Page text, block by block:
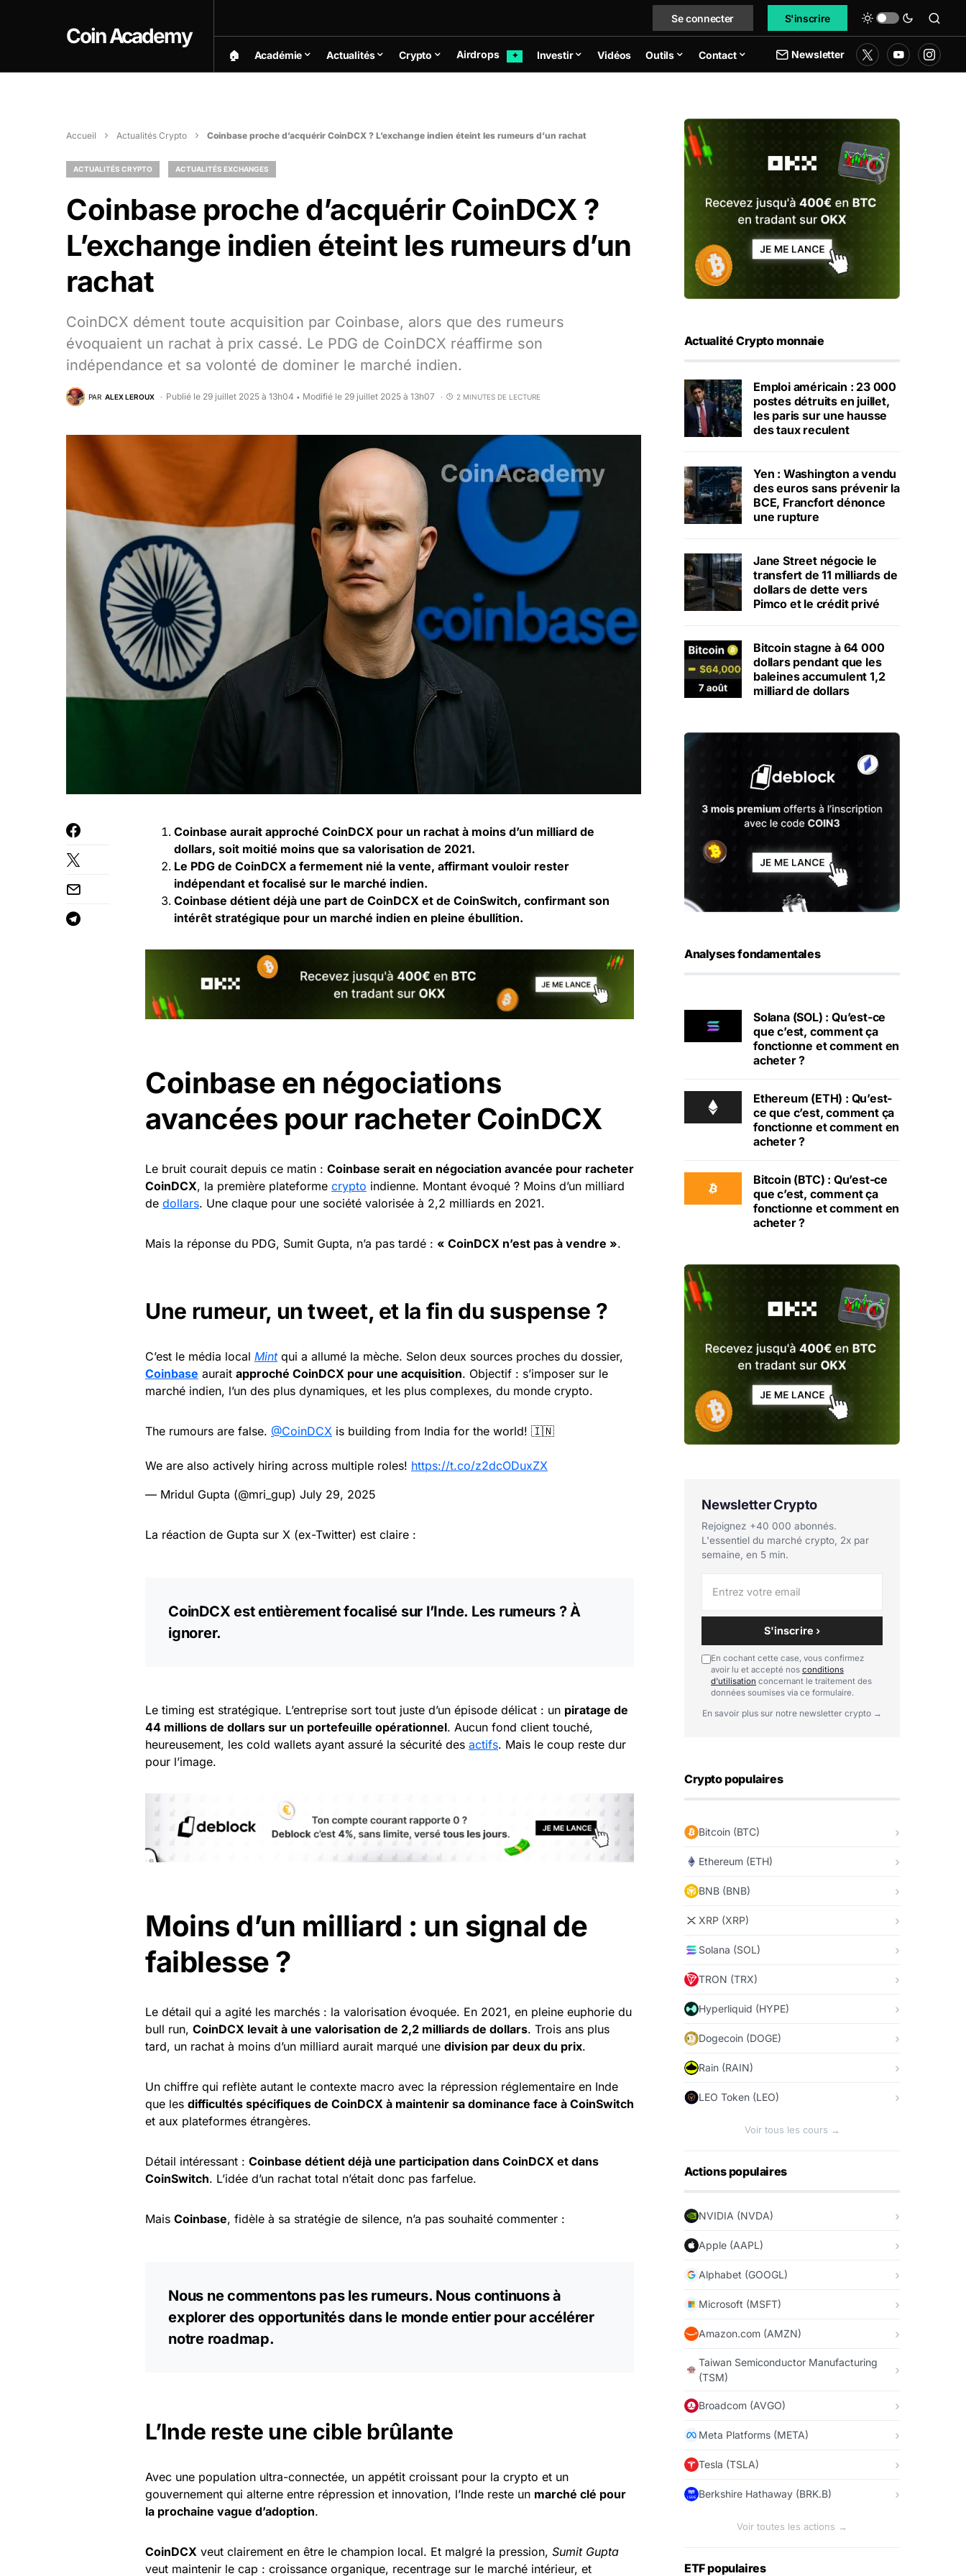
Coin Academy
Se connecter S'inscrire
🏠︎ Académie Actualités Crypto Airdrops ✦ Investir Vidéos Outils Contact Newsletter
Accueil Actualités Crypto Coinbase proche d’acquérir CoinDCX ? L’exchange indien éteint les rumeurs d’un rachat
ACTUALITÉS CRYPTO ACTUALITÉS EXCHANGES
Coinbase proche d’acquérir CoinDCX ?
L’exchange indien éteint les rumeurs d’un
rachat
CoinDCX dément toute acquisition par Coinbase, alors que des rumeurs
évoquaient un rachat à prix cassé. Le PDG de CoinDCX réaffirme son
indépendance et sa volonté de dominer le marché indien.
PAR ALEX LEROUX Publié le 29 juillet 2025 à 13h04 • Modifié le 29 juillet 2025 à 13h07 2 MINUTES DE LECTURE
Coinbase aurait approché CoinDCX pour un rachat à moins d’un milliard de
dollars, soit moitié moins que sa valorisation de 2021.
Le PDG de CoinDCX a fermement nié la vente, affirmant vouloir rester
indépendant et focalisé sur le marché indien.
Coinbase détient déjà une part de CoinDCX et de CoinSwitch, confirmant son
intérêt stratégique pour un marché indien en pleine ébullition.
Coinbase en négociations
avancées pour racheter CoinDCX
Le bruit courait depuis ce matin : Coinbase serait en négociation avancée pour racheter
CoinDCX, la première plateforme crypto indienne. Montant évoqué ? Moins d’un milliard
de dollars. Une claque pour une société valorisée à 2,2 milliards en 2021.
Mais la réponse du PDG, Sumit Gupta, n’a pas tardé : « CoinDCX n’est pas à vendre ».
Une rumeur, un tweet, et la fin du suspense ?
C’est le média local Mintqui a allumé la mèche. Selon deux sources proches du dossier,
Coinbase aurait approché CoinDCX pour une acquisition. Objectif : s’imposer sur le
marché indien, l’un des plus dynamiques, et les plus complexes, du monde crypto.
The rumours are false. @CoinDCX is building from India for the world! 🇮🇳
We are also actively hiring across multiple roles! https://t.co/z2dcODuxZX
— Mridul Gupta (@mri_gup) July 29, 2025
La réaction de Gupta sur X (ex-Twitter) est claire :
CoinDCX est entièrement focalisé sur l’Inde. Les rumeurs ? À
ignorer.
Le timing est stratégique. L’entreprise sort tout juste d’un épisode délicat : un piratage de
44 millions de dollars sur un portefeuille opérationnel. Aucun fond client touché,
heureusement, les cold wallets ayant assuré la sécurité des actifs. Mais le coup reste dur
pour l’image.
Moins d’un milliard : un signal de
faiblesse ?
Le détail qui a agité les marchés : la valorisation évoquée. En 2021, en pleine euphorie du
bull run, CoinDCX levait à une valorisation de 2,2 milliards de dollars. Trois ans plus
tard, un rachat à moins d’un milliard aurait marqué une division par deux du prix.
Un chiffre qui reflète autant le contexte macro avec la répression réglementaire en Inde
que les difficultés spécifiques de CoinDCX à maintenir sa dominance face à CoinSwitch
et aux plateformes étrangères.
Détail intéressant : Coinbase détient déjà une participation dans CoinDCX et dans
CoinSwitch. L’idée d’un rachat total n’était donc pas farfelue.
Mais Coinbase, fidèle à sa stratégie de silence, n’a pas souhaité commenter :
Nous ne commentons pas les rumeurs. Nous continuons à
explorer des opportunités dans le monde entier pour accélérer
notre roadmap.
L’Inde reste une cible brûlante
Avec une population ultra-connectée, un appétit croissant pour la crypto et un
gouvernement qui alterne entre répression et innovation, l’Inde reste un marché clé pour
la prochaine vague d’adoption.
CoinDCX veut clairement en être le champion local. Et malgré la pression, Sumit Gupta
veut maintenir le cap : croissance organique, recentrage sur le marché intérieur, et
Actualité Crypto monnaie
Emploi américain : 23 000
postes détruits en juillet,
les paris sur une hausse
des taux reculent
Yen : Washington a vendu
des euros sans prévenir la
BCE, Francfort dénonce
une rupture
Jane Street négocie le
transfert de 11 milliards de
dollars de dette vers
Pimco et le crédit privé
Bitcoin stagne à 64 000
dollars pendant que les
baleines accumulent 1,2
milliard de dollars
Analyses fondamentales
Solana (SOL) : Qu’est-ce
que c’est, comment ça
fonctionne et comment en
acheter ?
Ethereum (ETH) : Qu’est-
ce que c’est, comment ça
fonctionne et comment en
acheter ?
Bitcoin (BTC) : Qu’est-ce
que c’est, comment ça
fonctionne et comment en
acheter ?
Newsletter Crypto
Rejoignez +40 000 abonnés.
L'essentiel du marché crypto, 2x par
semaine, en 5 min.
S'inscrire ›
En cochant cette case, vous confirmez
avoir lu et accepté nos conditions
d'utilisation concernant le traitement des
données soumises via ce formulaire.
En savoir plus sur notre newsletter crypto →
Crypto populaires
Bitcoin (BTC)
Ethereum (ETH)
BNB (BNB)
XRP (XRP)
Solana (SOL)
TRON (TRX)
Hyperliquid (HYPE)
Dogecoin (DOGE)
Rain (RAIN)
LEO Token (LEO)
Voir tous les cours →
Actions populaires
NVIDIA (NVDA)
Apple (AAPL)
Alphabet (GOOGL)
Microsoft (MSFT)
Amazon.com (AMZN)
Taiwan Semiconductor Manufacturing
(TSM)
Broadcom (AVGO)
Meta Platforms (META)
Tesla (TSLA)
Berkshire Hathaway (BRK.B)
Voir toutes les actions →
ETF populaires